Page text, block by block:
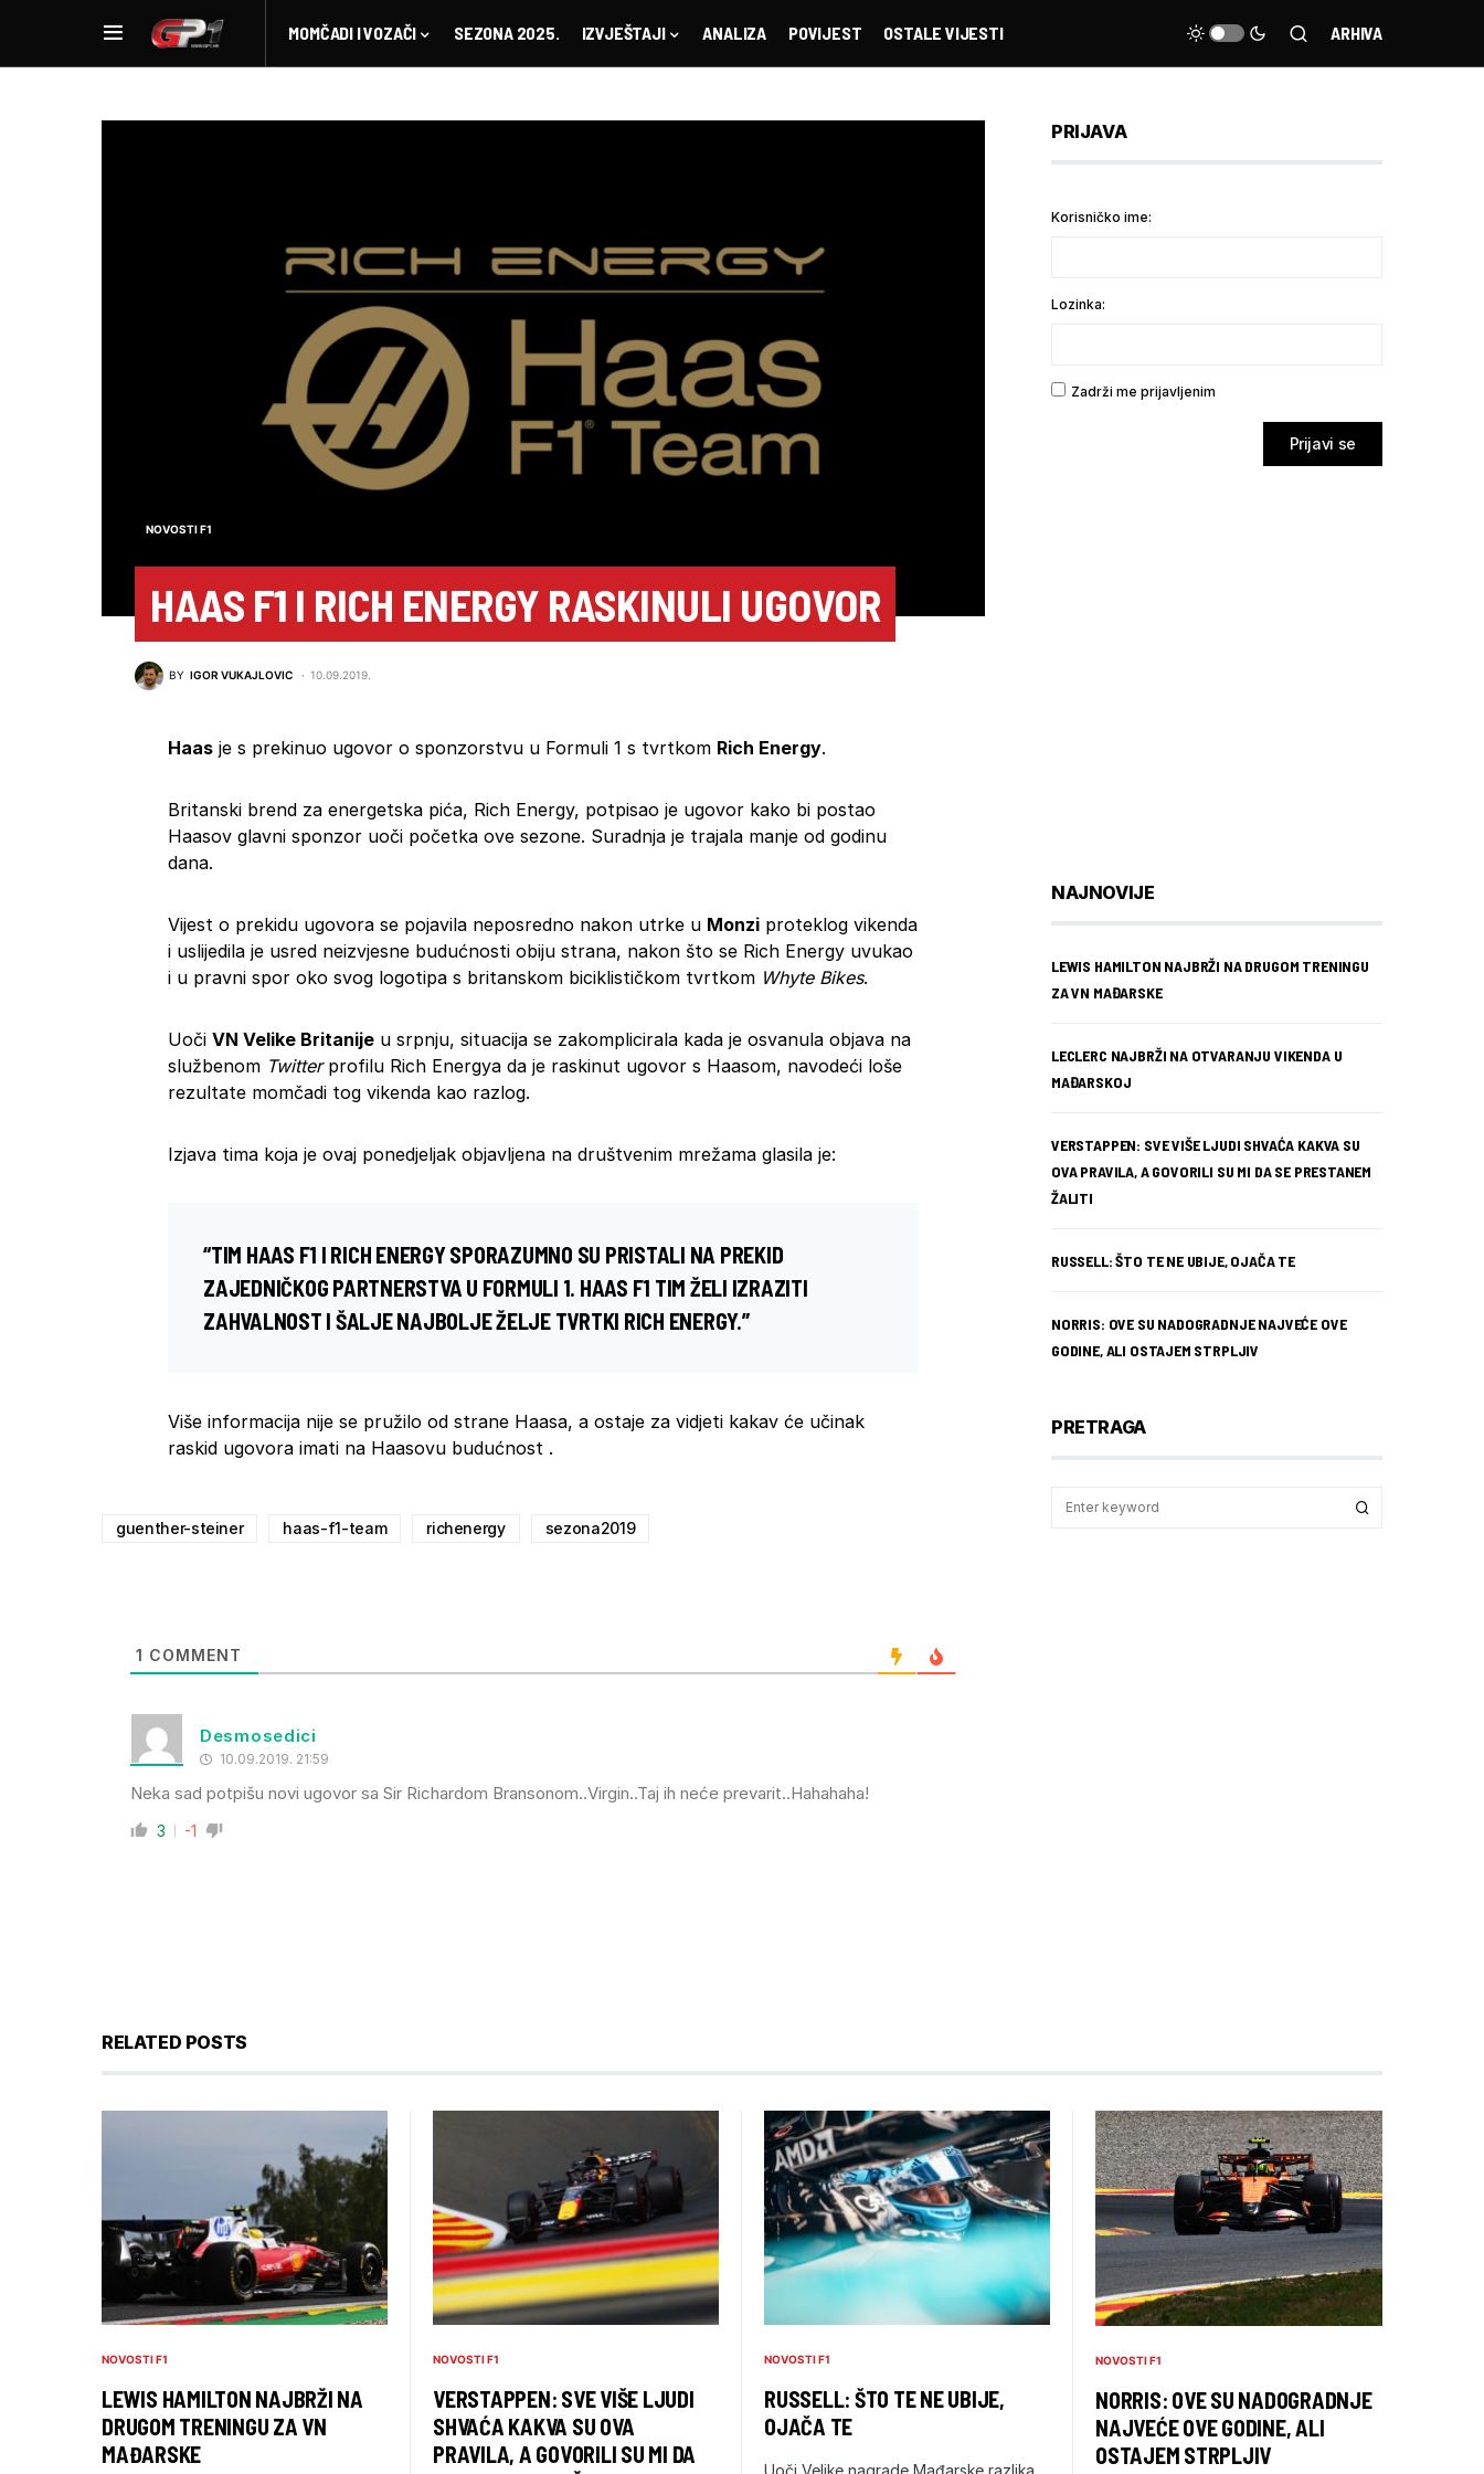
MOMČADI I VOZAČI SEZONA 2025. IZVJEŠTAJI ANALIZA POVIJEST OSTALE VIJESTI ARHIVA
NOVOSTI F1
HAAS F1 I RICH ENERGY RASKINULI UGOVOR
BY IGOR VUKAJLOVIC 10.09.2019.
Haas je s prekinuo ugovor o sponzorstvu u Formuli 1 s ​​tvrtkom Rich Energy.
Britanski brend za energetska pića, Rich Energy, potpisao je ugovor kako bi postao
Haasov glavni sponzor uoči početka ove sezone. Suradnja je trajala manje od godinu
dana.
Vijest o prekidu ugovora se pojavila neposredno nakon utrke u Monzi proteklog vikenda
i uslijedila je usred neizvjesne budućnosti obiju strana, nakon što se Rich Energy uvukao
i u pravni spor oko svog logotipa s britanskom biciklističkom tvrtkom Whyte Bikes.
Uoči VN Velike Britanije u srpnju, situacija se zakomplicirala kada je osvanula objava na
službenom Twitterprofilu Rich Energya da je raskinut ugovor s Haasom, navodeći loše
rezultate momčadi tog vikenda kao razlog.
Izjava tima koja je ovaj ponedjeljak objavljena na društvenim mrežama glasila je:
“TIM HAAS F1 I RICH ENERGY SPORAZUMNO SU PRISTALI NA PREKID
ZAJEDNIČKOG PARTNERSTVA U FORMULI 1. HAAS F1 TIM ŽELI IZRAZITI
ZAHVALNOST I ŠALJE NAJBOLJE ŽELJE TVRTKI RICH ENERGY.”
Više informacija nije se pružilo od strane Haasa, a ostaje za vidjeti kakav će učinak
raskid ugovora imati na Haasovu budućnost .
guenther-steiner haas-f1-team richenergy sezona2019
1 COMMENT
Desmosedici
10.09.2019. 21:59
Neka sad potpišu novi ugovor sa Sir Richardom Bransonom..Virgin..Taj ih neće prevarit..Hahahaha!
3 -1
PRIJAVA
Korisničko ime:
Lozinka:
Zadrži me prijavljenim
Prijavi se
NAJNOVIJE
LEWIS HAMILTON NAJBRŽI NA DRUGOM TRENINGU
ZA VN MAĐARSKE
LECLERC NAJBRŽI NA OTVARANJU VIKENDA U
MAĐARSKOJ
VERSTAPPEN: SVE VIŠE LJUDI SHVAĆA KAKVA SU
OVA PRAVILA, A GOVORILI SU MI DA SE PRESTANEM
ŽALITI
RUSSELL: ŠTO TE NE UBIJE, OJAČA TE
NORRIS: OVE SU NADOGRADNJE NAJVEĆE OVE
GODINE, ALI OSTAJEM STRPLJIV
PRETRAGA
RELATED POSTS
NOVOSTI F1
LEWIS HAMILTON NAJBRŽI NA
DRUGOM TRENINGU ZA VN
MAĐARSKE
NOVOSTI F1
VERSTAPPEN: SVE VIŠE LJUDI
SHVAĆA KAKVA SU OVA
PRAVILA, A GOVORILI SU MI DA
NOVOSTI F1
RUSSELL: ŠTO TE NE UBIJE,
OJAČA TE
Uoči Velike nagrade Mađarske razlika
NOVOSTI F1
NORRIS: OVE SU NADOGRADNJE
NAJVEĆE OVE GODINE, ALI
OSTAJEM STRPLJIV